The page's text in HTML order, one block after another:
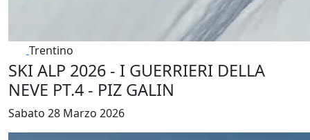
Trentino
SKI ALP 2026 - I GUERRIERI DELLA
NEVE PT.4 - PIZ GALIN
Sabato 28 Marzo 2026